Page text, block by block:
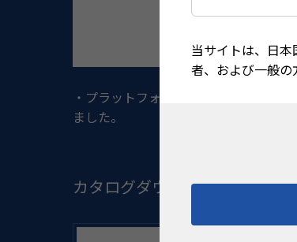
当サイトは、日
者、および一般の
・プラットフォーム部分の厚みを増
ました。
カタログダウンロード